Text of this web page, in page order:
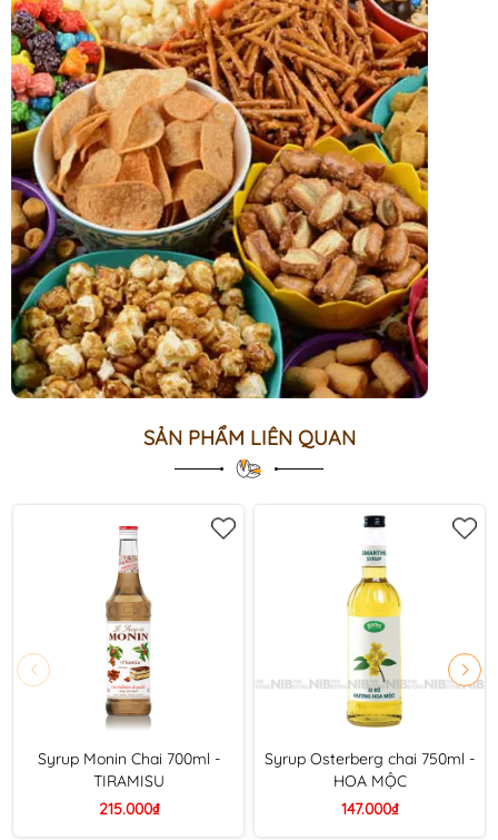
SẢN PHẨM LIÊN QUAN
Syrup Monin Chai 700ml -
TIRAMISU
215.000₫
Syrup Osterberg chai 750ml -
HOA MỘC
147.000₫